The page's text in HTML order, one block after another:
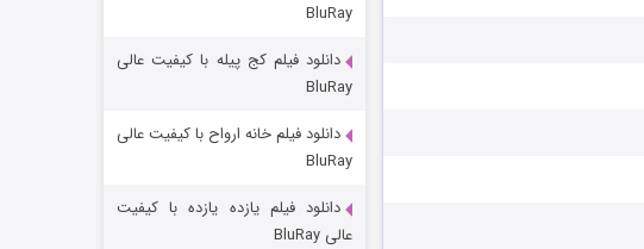
خاندان اژدها فصل ۳
BluRay
دانلود فیلم کج‌ پیله با کیفیت عالی
BluRay
دانلود فیلم خانه ارواح با کیفیت عالی
BluRay
دانلود فیلم یازده یازده با کیفیت
عالی BluRay